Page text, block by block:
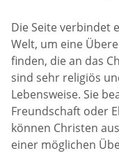
Die Seite verbindet
Welt, um eine
finden, die an das
sind sehr religiös
Lebensweise. Sie
Freundschaft oder
können Christen
einer möglichen